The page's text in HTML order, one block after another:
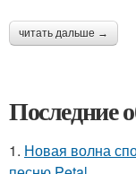
читать дальше →
Последние
1. Новая волна